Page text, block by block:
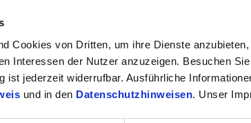
Cookies von Dritten, um ihre Dienste
Interessen der Nutzer anzuzeigen. Besuchen
ist jederzeit widerrufbar. Ausführliche
und in den Datenschutzhinweisen. Unser